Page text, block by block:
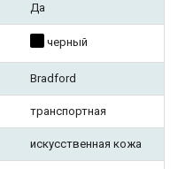
Да
черный
Bradford
транспортная
искусственная кожа